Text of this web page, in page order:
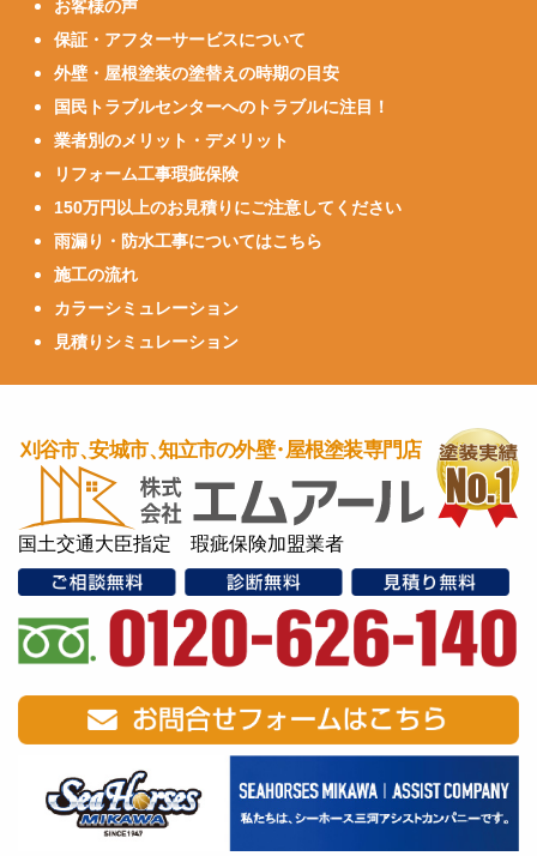
お客様の声
保証・アフターサービスについて
外壁・屋根塗装の塗替えの時期の目安
国民トラブルセンターへのトラブルに注目！
業者別のメリット・デメリット
リフォーム工事瑕疵保険
150万円以上のお見積りにご注意してください
雨漏り・防水工事についてはこちら
施工の流れ
カラーシミュレーション
見積りシミュレーション
国土交通大臣指定 瑕疵保険加盟業者